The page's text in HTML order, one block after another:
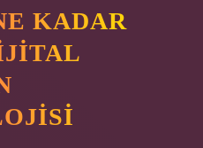
KADAR